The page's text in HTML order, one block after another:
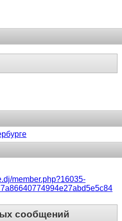
member.php?16035-
сообщений